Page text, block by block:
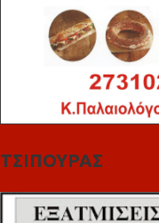
ΤΣΙΠΟΥΡΑΣ